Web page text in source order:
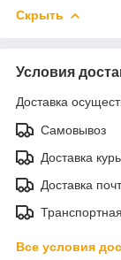
Скрыть
Условия
Доставка
Самовывоз
Доставка
Доставка
Все условия